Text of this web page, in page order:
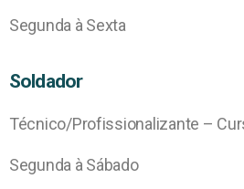
Segunda à Sexta
Soldador
Técnico/Profissionalizante –
Segunda à Sábado